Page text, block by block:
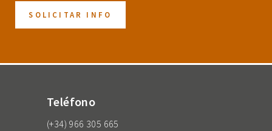
Teléfono
(+34) 966 305 665